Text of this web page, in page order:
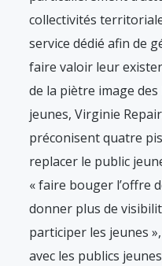
collectivités
service dédié afin de
faire valoir leur
de la piètre image
jeunes, Virginie
préconisent quatre
replacer le public
« faire bouger l’offre
donner plus de
participer les jeunes
avec les publics